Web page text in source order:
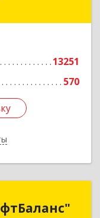
13251
570